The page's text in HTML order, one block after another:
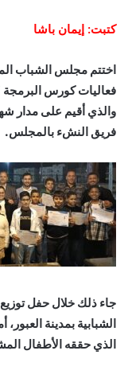
كتبت: إيمان باشا
اختتم مجلس الشباب
والذي أقيم على مدار
فريق النشء بالمجلس.
جاء ذلك خلال حفل توزيع
الشبابية بمدينة
الذي حققه الأطفال